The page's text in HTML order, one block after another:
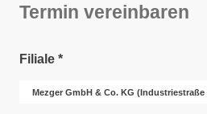
Termin vereinbaren
Filiale *